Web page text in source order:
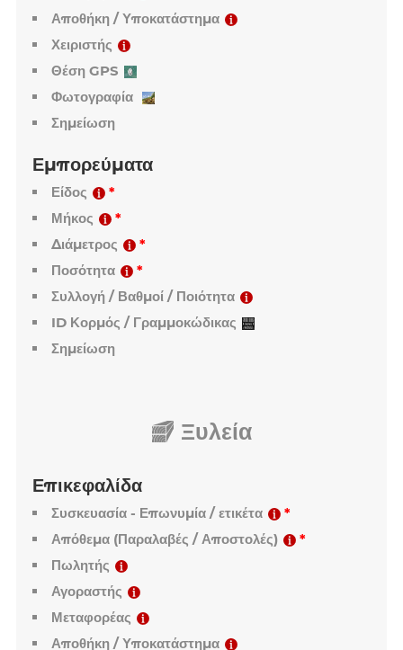
Πωλητής
Αγοραστής
Μεταφορέας
Αποθήκη / Υποκατάστημα
Χειριστής
Φωτογραφία
Σημείωση
Εμπορεύματα
Είδος
Μήκος
Διάμετρος
Ποσότητα
Ξυλεία
Επικεφαλίδα
Συσκευασία - Επωνυμία / ετικέτα
Απόθεμα (Παραλαβές / Αποστολές)
Πωλητής